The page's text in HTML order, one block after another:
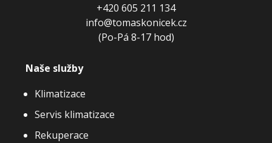
Naše služby
Klimatizace
Servis klimatizace
Rekuperace
+420 605 211 134
info@tomaskonicek.cz
(Po-Pá 8-17 hod)